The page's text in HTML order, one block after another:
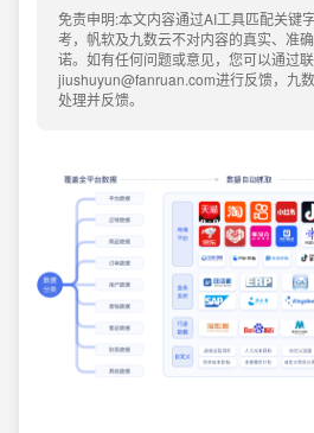
免责申明:本文内容通过AI工具匹配关键
考，帆软及九数云不对内容的真实、准
诺。如有任何问题或意见，您可以通过
jiushuyun@fanruan.com进行反馈，九
处理并反馈。